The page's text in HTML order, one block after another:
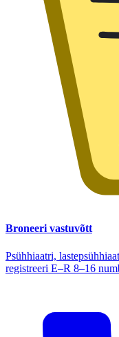
Broneeri vastuvõtt
Psühhiaatri,
registreeri E–R 8–16